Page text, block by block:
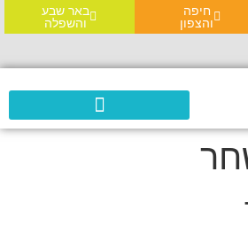
חיפה
והצפון
באר שבע
והשפלה